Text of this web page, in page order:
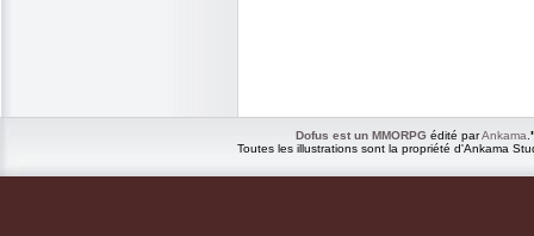
Dofus est un MMORPG édité parAnkama .
Toutes les illustrations sont la propriété d'Ankama